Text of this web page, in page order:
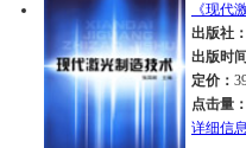
《现代
出版社
出版时
定价：
点击量
详细信